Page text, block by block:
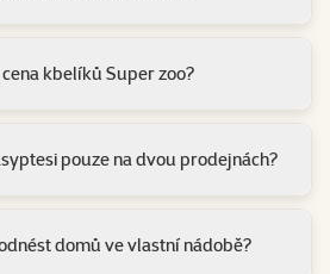
kbelíků Super zoo?
pouze na dvou prodejnách?
domů ve vlastní nádobě?